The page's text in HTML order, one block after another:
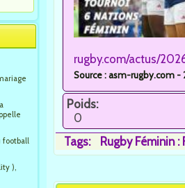
football
),
rugby.com/actus/
Source : asm-rugby.com -
Poids:
0
Tags:
Rugby Féminin :